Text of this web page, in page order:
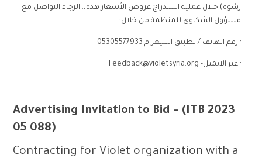
رشوة) خلال عملية استدراج عروض الأسعار هذه،: الرجاء التواصل مع
مسؤول الشكاوي للمنظمة من خلال:
· رقم الهاتف / تطبيق التليغرام 05305577933
· عبر الايميل- Feedback@violetsyria.org
Advertising Invitation to Bid – (ITB 2023
05 088)
Contracting for Violet organization with a